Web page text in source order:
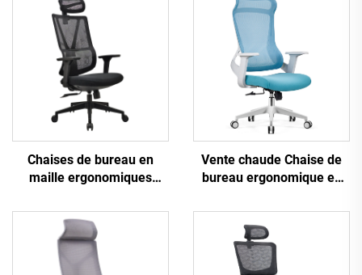
Chaises de bureau en
maille ergonomiques
en gros de Guangdong
Chaise de bureau
confortable pour
ordinateur
Vente chaude Chaise de
bureau ergonomique en
maille pivotante de haute
qualité Chaise de manager
du personnel